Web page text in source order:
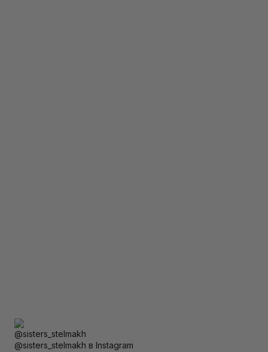
@sisters_stelmakh в Instagram